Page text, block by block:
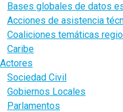
Bases globales de datos
Acciones de asistencia
Coaliciones temáticas
Caribe
Actores
Sociedad Civil
Gobiernos Locales
Parlamentos